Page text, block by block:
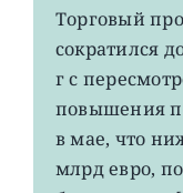
Торговый
сократился
г с
повышения
в мае, что
млрд евро,